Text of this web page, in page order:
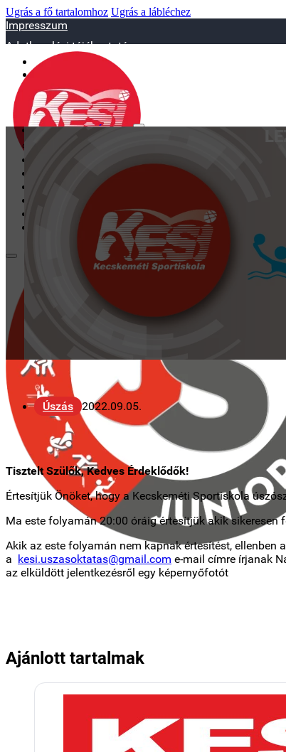
Ugrás a fő tartalomhoz Ugrás a lábléchez
Impresszum
Adatkezelési tájékoztató
sportiskola@juniorsportkft.hu
SZAKOSZTÁLYOK
KAPCSOLAT
Úszás 2022.09.05.
Tisztelt Szülők, Kedves Érdeklődők!
Értesítjük Önöket, hogy a Kecskeméti Sportiskola
Ma este folyamán 20:00 óráig értesítjük akik sikeresen
Akik az este folyamán nem kapnak értesítést, ellenben
a kesi.uszasoktatas@gmail.com e-mail címre írjanak
az elküldött jelentkezésről egy képernyőfotót
Ajánlott tartalmak